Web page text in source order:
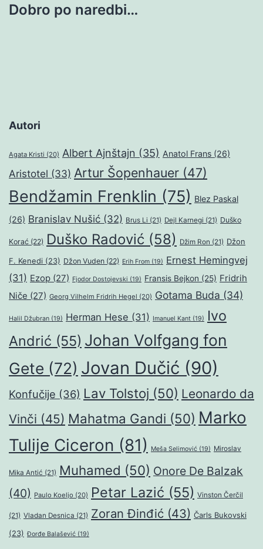
Dobro po naredbi…
Autori
Agata Kristi (20) Albert Ajnštajn (35) Anatol Frans (26)
Aristotel (33) Artur Šopenhauer (47)
Bendžamin Frenklin (75) Blez Paskal
(26) Branislav Nušić (32) Brus Li (21) Dejl Karnegi (21) Duško
Korać (22) Duško Radović (58) Džim Ron (21) Džon
F. Kenedi (23) Džon Vuden (22) Erih From (19) Ernest Hemingvej
(31) Ezop (27) Fjodor Dostojevski (19) Fransis Bejkon (25) Fridrih
Niče (27) Georg Vilhelm Fridrih Hegel (20) Gotama Buda (34)
Halil Džubran (19) Herman Hese (31) Imanuel Kant (19)
Ivo
Andrić (55) Johan Volfgang fon
Gete (72) Jovan Dučić (90)
Konfučije (36) Lav Tolstoj (50) Leonardo da
Vinči (45) Mahatma Gandi (50) Marko
Tulije Ciceron (81) Meša Selimović (19) Miroslav
Mika Antić (21) Muhamed (50) Onore De Balzak
(40) Paulo Koeljo (20) Petar Lazić (55) Vinston Čerčil
(21) Vladan Desnica (21) Zoran Đinđić (43) Čarls Bukovski
(23) Đorđe Balašević (19)